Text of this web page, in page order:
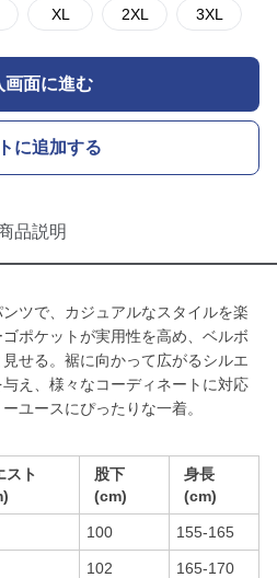
XL 2XL 3XL
画面に進む
に追加する
品説明
ツで、カジュアルなスタイルを楽
ポケットが実用性を高め、ベルボ
せる。裾に向かって広がるシルエ
え、様々なコーディネートに対応
ユースにぴったりな一着。
スト
股下
(cm)
身長
(cm)
100 155-165
102 165-170